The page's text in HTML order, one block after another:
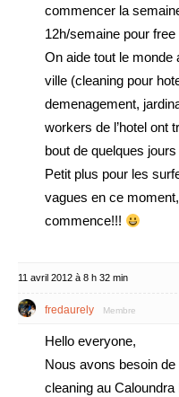
commencer la
12h/semaine pour
On aide tout le monde
ville (cleaning pour
demenagement,
workers de l’hotel ont
bout de quelques
Petit plus pour les
vagues en ce
commence!!!
11 avril 2012 à 8 h 32 min
fredaurely Membre
Hello everyone,
Nous avons besoin
cleaning au